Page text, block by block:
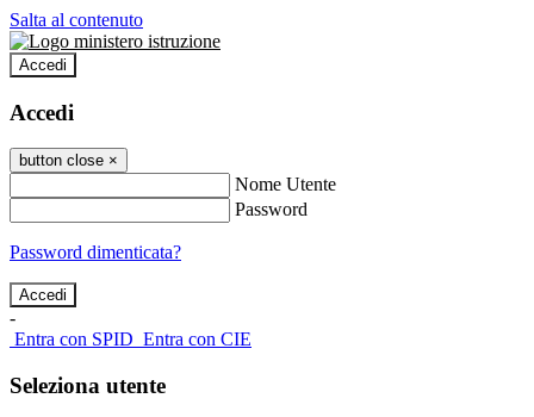
Salta al contenuto
Accedi
Accedi
button close ×
Nome Utente
Password
Password dimenticata?
-
Entra con SPID Entra con CIE
Seleziona utente